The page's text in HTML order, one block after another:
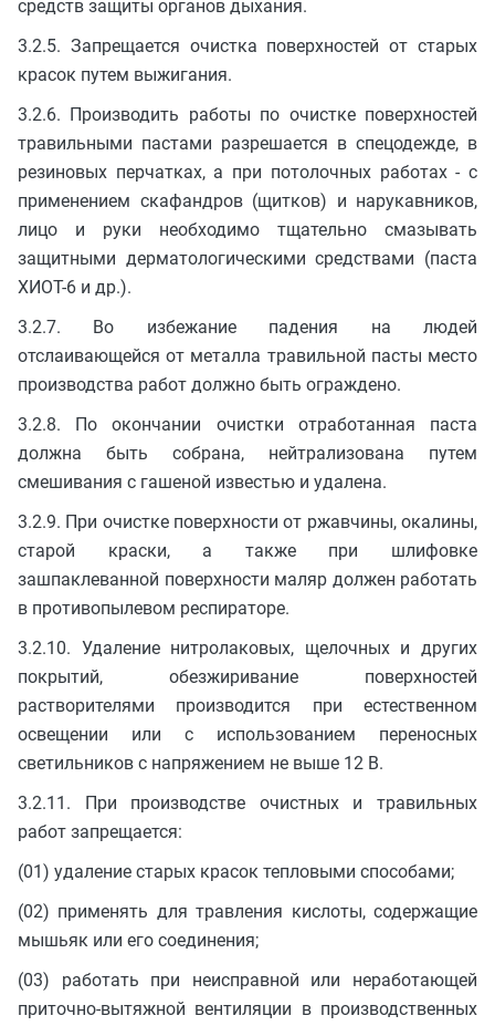
средств защиты органов дыхания.
3.2.5. Запрещается очистка поверхностей от старых
красок путем выжигания.
3.2.6. Производить работы по очистке поверхностей
травильными пастами разрешается в спецодежде, в
резиновых перчатках, а при потолочных работах - с
применением скафандров (щитков) и нарукавников,
лицо и руки необходимо тщательно смазывать
защитными дерматологическими средствами (паста
ХИОТ-6 и др.).
3.2.7. Во избежание падения на людей
отслаивающейся от металла травильной пасты место
производства работ должно быть ограждено.
3.2.8. По окончании очистки отработанная паста
должна быть собрана, нейтрализована путем
смешивания с гашеной известью и удалена.
3.2.9. При очистке поверхности от ржавчины, окалины,
старой краски, а также при шлифовке
зашпаклеванной поверхности маляр должен работать
в противопылевом респираторе.
3.2.10. Удаление нитролаковых, щелочных и других
покрытий, обезжиривание поверхностей
растворителями производится при естественном
освещении или с использованием переносных
светильников с напряжением не выше 12 В.
3.2.11. При производстве очистных и травильных
работ запрещается:
(01) удаление старых красок тепловыми способами;
(02) применять для травления кислоты, содержащие
мышьяк или его соединения;
(03) работать при неисправной или неработающей
приточно-вытяжной вентиляции в производственных